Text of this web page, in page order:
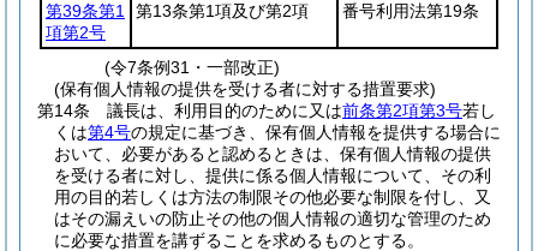
第39条第1
項第2号
第13条第1項及び第2項 番号利用法第19条
(令7条例31・一部改正)
(保有個人情報の提供を受ける者に対する措置要求)
第14条
議長は、利用目的のために又は前条第2項第3号若し
くは第4号の規定に基づき、保有個人情報を提供する場合に
おいて、必要があると認めるときは、保有個人情報の提供
を受ける者に対し、提供に係る個人情報について、その利
用の目的若しくは方法の制限その他必要な制限を付し、又
はその漏えいの防止その他の個人情報の適切な管理のため
に必要な措置を講ずることを求めるものとする。